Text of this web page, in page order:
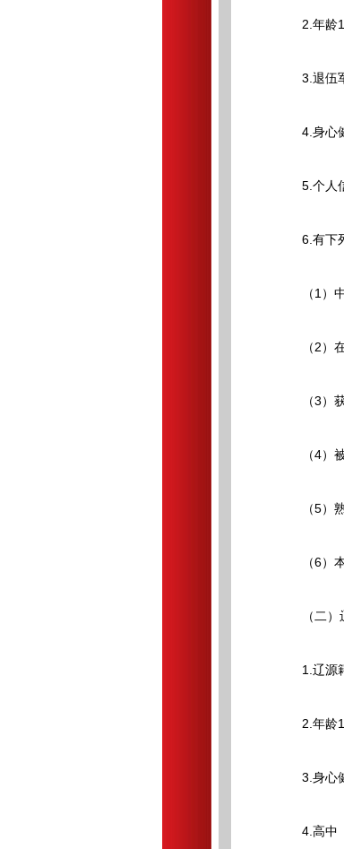
2.年龄18
3.退伍军
4.身心健
5.个人信
6.有下列
（1）中
（2）在
（3）获
（4）被
（5）熟
（6）本
（二）辽
1.辽源籍
2.年龄18
3.身心健
4.高中（